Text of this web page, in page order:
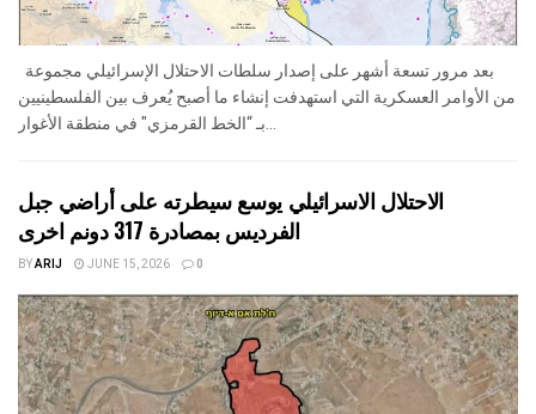
من الأوامر العسكرية التي استهدفت إنشاء ما أصبح يُعرف بين الفلسطينيين
الاحتلال الاسرائيلي يوسع سيطرته على أراضي جبل
الفرديس بمصادرة 317 دونم اخرى
BYARIJ JUNE 15, 2026 0